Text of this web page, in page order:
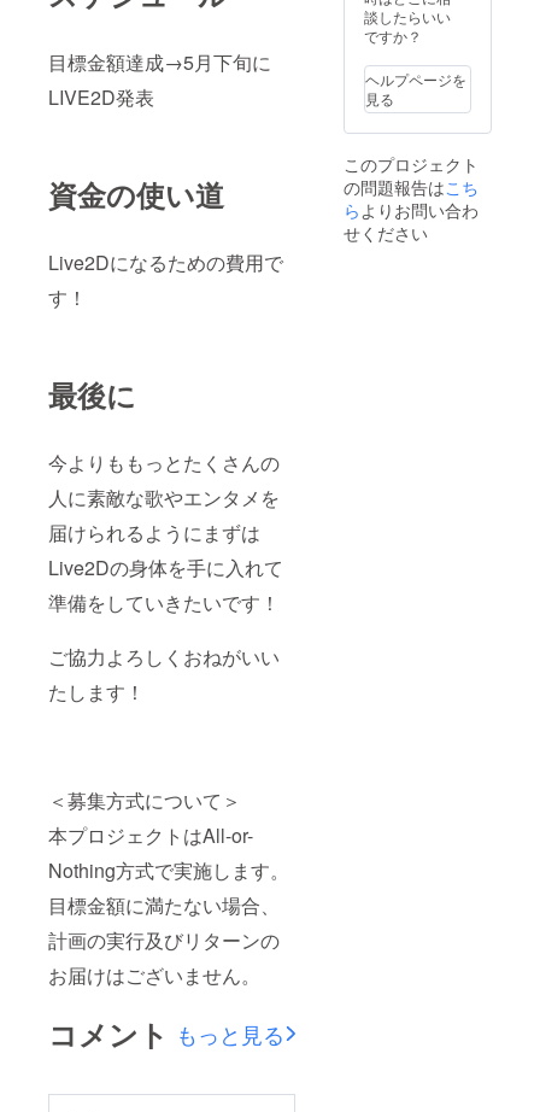
目標金額達成→5月下旬に
LIVE2D発表
資金の使い道
Live2Dになるための費用で
す！
最後に
今よりももっとたくさんの
人に素敵な歌やエンタメを
届けられるようにまずは
Live2Dの身体を手に入れて
準備をしていきたいです！
ご協力よろしくおねがいい
たします！
＜募集方式について＞
本プロジェクトはAll-or-
Nothing方式で実施します。
目標金額に満たない場合、
計画の実行及びリターンの
お届けはございません。
コメント もっと見る
談したらいい
ですか？
ヘルプページを
見る
このプロジェクト
の問題報告はこち
らよりお問い合わ
せください